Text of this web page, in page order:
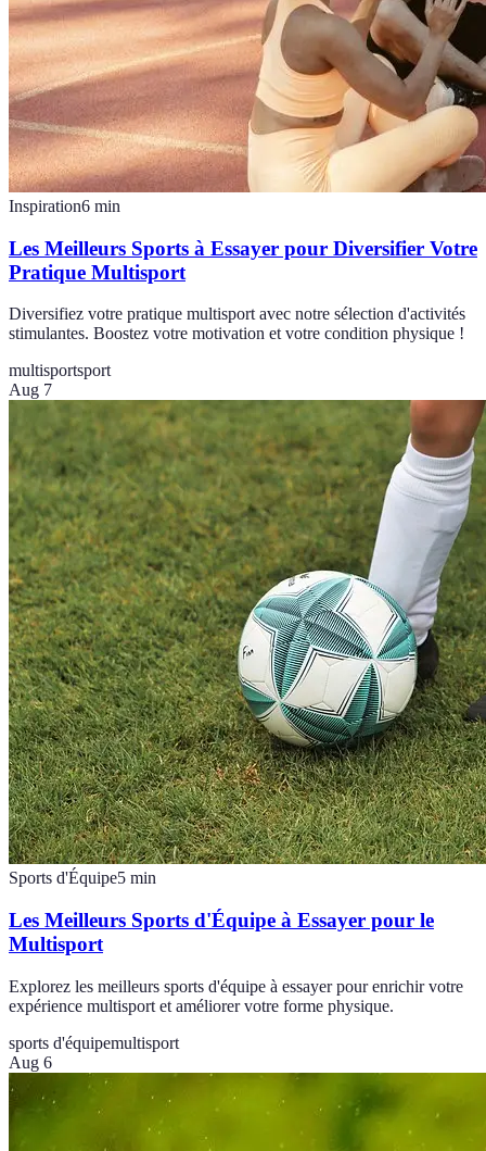
Inspiration6 min
Les Meilleurs Sports à Essayer pour Diversifier Votre
Pratique Multisport
Diversifiez votre pratique multisport avec notre sélection d'activités
stimulantes. Boostez votre motivation et votre condition physique !
multisportsport
Aug 7
Sports d'Équipe5 min
Les Meilleurs Sports d'Équipe à Essayer pour le
Multisport
Explorez les meilleurs sports d'équipe à essayer pour enrichir votre
expérience multisport et améliorer votre forme physique.
sports d'équipemultisport
Aug 6